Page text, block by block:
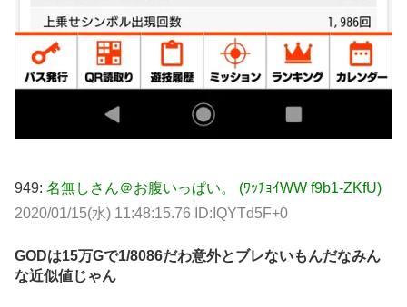
949: 名無しさん＠お腹いっぱい。 (ﾜｯﾁｮｲWW f9b1-ZKfU)
2020/01/15(水) 11:48:15.76 ID:IQYTd5F+0
GODは15万Gで1/8086だわ意外とブレないもんだなみん
な近似値じゃん